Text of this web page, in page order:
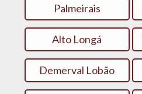
Palmeirais
Alto Longá
Demerval Lobão